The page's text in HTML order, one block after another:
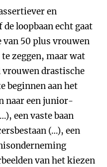
en
loopbaan echt gaat
van 50 plus vrouwen
zeggen, maar wat
vrouwen drastische
beginnen aan het
naar een junior-
een vaste baan
(…), een
van het kiezen